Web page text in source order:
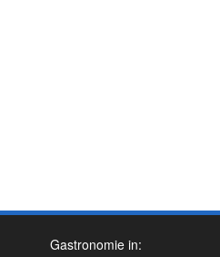
Gastronomie in: